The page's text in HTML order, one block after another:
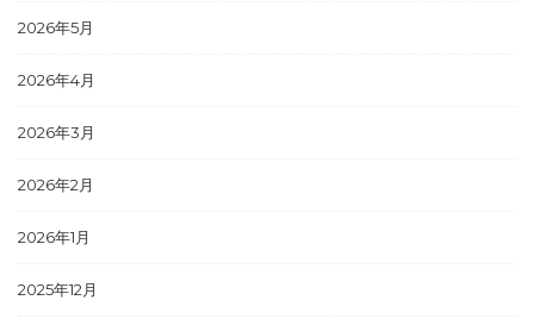
2026年5月
2026年4月
2026年3月
2026年2月
2026年1月
2025年12月